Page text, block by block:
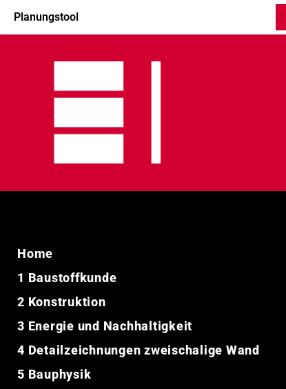
zum
Inhalt
Planungstool
HAUPTNAVIGATION
Home
1 Baustoffkunde
2 Konstruktion
3 Energie und Nachhaltigkeit
4 Detailzeichnungen zweischalige Wand
5 Bauphysik